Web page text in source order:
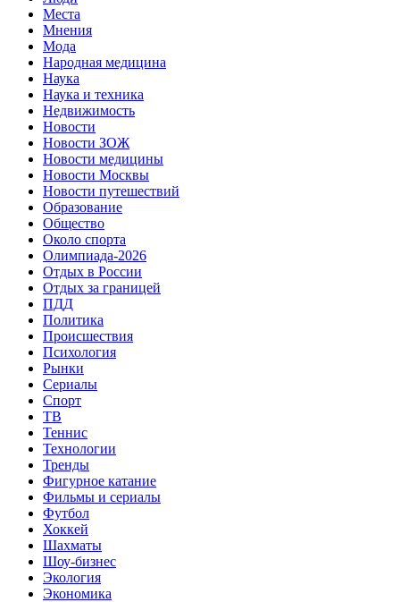
Места
Мнения
Мода
Народная медицина
Наука
Наука и техника
Недвижимость
Новости
Новости ЗОЖ
Новости медицины
Новости Москвы
Новости путешествий
Образование
Общество
Около спорта
Олимпиада-2026
Отдых в России
Отдых за границей
ПДД
Политика
Происшествия
Психология
Рынки
Сериалы
Спорт
ТВ
Теннис
Технологии
Тренды
Фигурное катание
Фильмы и сериалы
Футбол
Хоккей
Шахматы
Шоу-бизнес
Экология
Экономика